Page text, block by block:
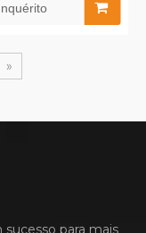
»
para mais